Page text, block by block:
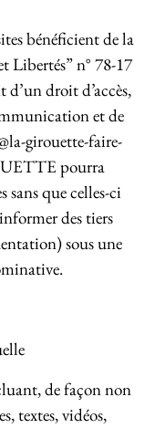
bénéficient de la
Libertés” n° 78-17
droit d’accès,
et de
girouette-faire-
pourra
sans que celles-ci
des tiers
sous une
de façon non
textes, vidéos,